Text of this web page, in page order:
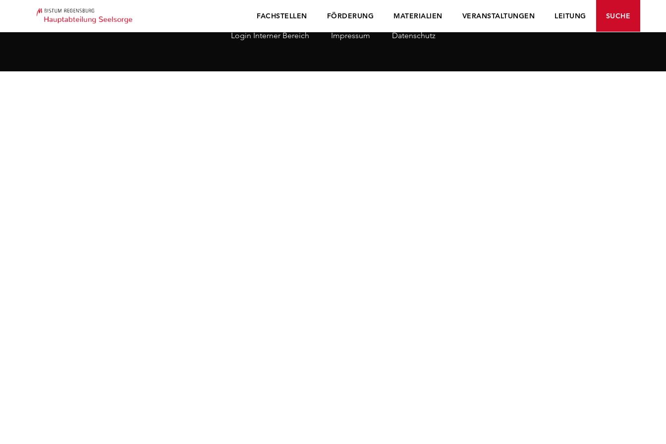
FACHSTELLEN FÖRDERUNG MATERIALIEN VERANSTALTUNGEN LEITUNG SUCHE
Login Interner Bereich Impressum Datenschutz